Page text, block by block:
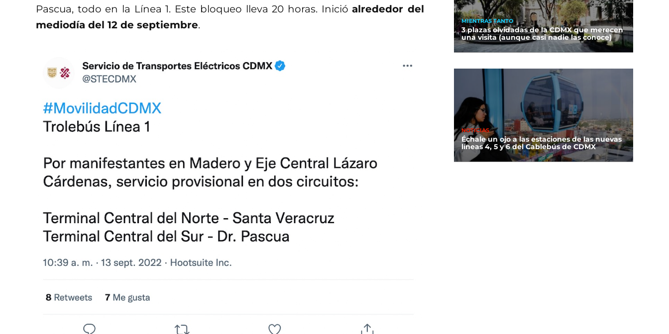
Pascua, todo en la Línea 1. Este bloqueo lleva 20 horas. Inicióalrededor del
mediodía del 12 de septiembre. MIENTRAS TANTO
3 plazas olvidadas de la CDMX que merecen
una visita (aunque casi nadie las conoce)
NOTICIAS
Échale un ojo a las estaciones de las nuevas
líneas 4, 5 y 6 del Cablebús de CDMX